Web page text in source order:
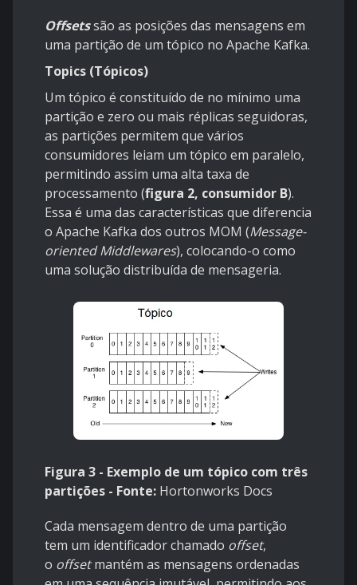
Offsetssão as posições das mensagens em
uma partição de um tópico no Apache Kafka.
Topics (Tópicos)
Um tópico é constituído de no mínimo uma
partição e zero ou mais réplicas seguidoras,
as partições permitem que vários
consumidores leiam um tópico em paralelo,
permitindo assim uma alta taxa de
processamento (figura 2, consumidor B).
Essa é uma das características que diferencia
o Apache Kafka dos outros MOM (Message-
oriented Middlewares), colocando-o como
uma solução distribuída de mensageria.
Figura 3 - Exemplo de um tópico com três
partições - Fonte: Hortonworks Docs
Cada mensagem dentro de uma partição
tem um identificador chamado offset,
o offsetmantém as mensagens ordenadas